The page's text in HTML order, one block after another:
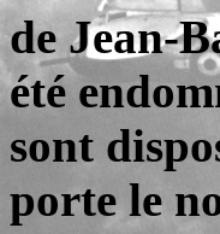
de Jean-
été
sont
porte le